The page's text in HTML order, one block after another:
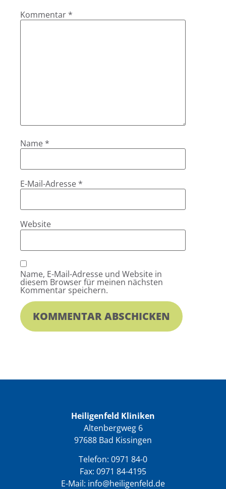
Kommentar *
Name *
E-Mail-Adresse *
Website
Name, E-Mail-Adresse und Website in
diesem Browser für meinen nächsten
Kommentar speichern.
Heiligenfeld Kliniken
Altenbergweg 6
97688 Bad Kissingen
Telefon: 0971 84-0
Fax: 0971 84-4195
E-Mail: info@heiligenfeld.de